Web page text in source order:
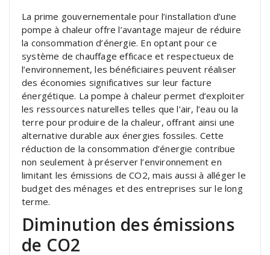
La prime gouvernementale pour l’installation d’une
pompe à chaleur offre l’avantage majeur de réduire
la consommation d’énergie. En optant pour ce
système de chauffage efficace et respectueux de
l’environnement, les bénéficiaires peuvent réaliser
des économies significatives sur leur facture
énergétique. La pompe à chaleur permet d’exploiter
les ressources naturelles telles que l’air, l’eau ou la
terre pour produire de la chaleur, offrant ainsi une
alternative durable aux énergies fossiles. Cette
réduction de la consommation d’énergie contribue
non seulement à préserver l’environnement en
limitant les émissions de CO2, mais aussi à alléger le
budget des ménages et des entreprises sur le long
terme.
Diminution des émissions
de CO2